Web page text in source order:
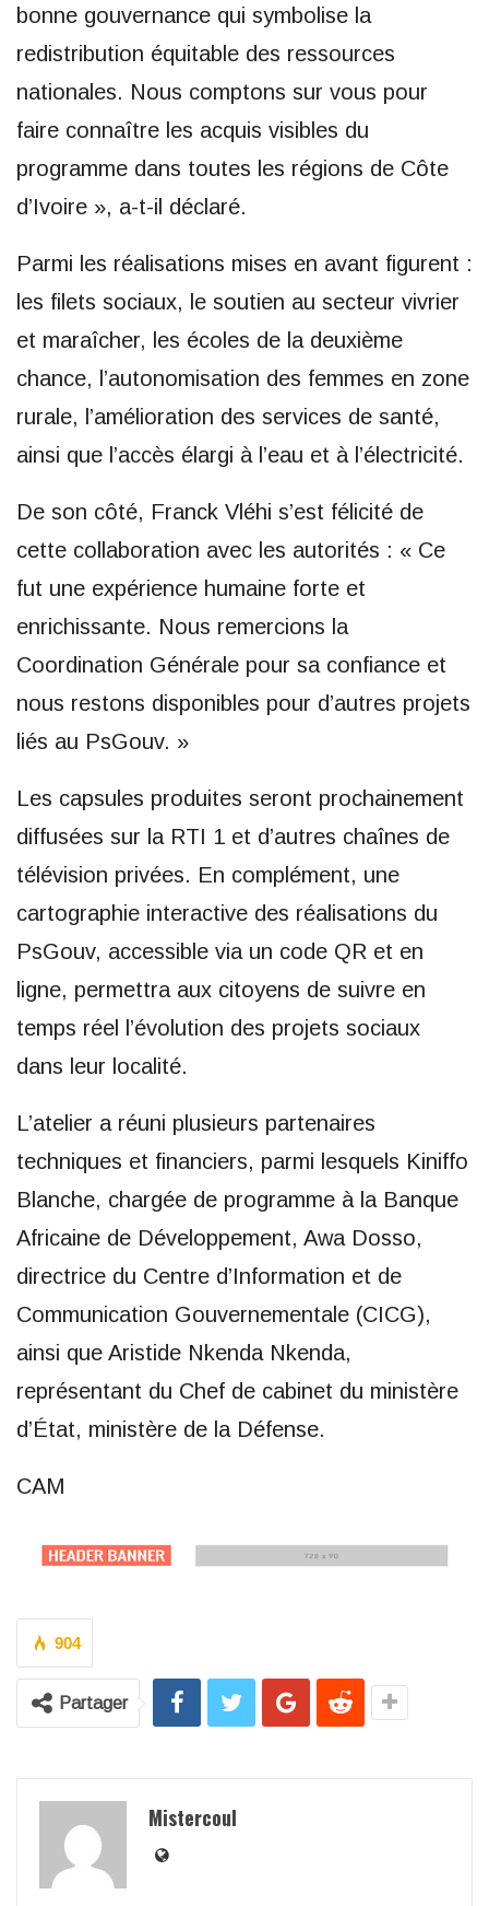
bonne gouvernance qui symbolise la
redistribution équitable des ressources
nationales. Nous comptons sur vous pour
faire connaître les acquis visibles du
programme dans toutes les régions de Côte
d’Ivoire », a-t-il déclaré.
Parmi les réalisations mises en avant figurent :
les filets sociaux, le soutien au secteur vivrier
et maraîcher, les écoles de la deuxième
chance, l’autonomisation des femmes en zone
rurale, l’amélioration des services de santé,
ainsi que l’accès élargi à l’eau et à l’électricité.
De son côté, Franck Vléhi s’est félicité de
cette collaboration avec les autorités : « Ce
fut une expérience humaine forte et
enrichissante. Nous remercions la
Coordination Générale pour sa confiance et
nous restons disponibles pour d’autres projets
liés au PsGouv. »
Les capsules produites seront prochainement
diffusées sur la RTI 1 et d’autres chaînes de
télévision privées. En complément, une
cartographie interactive des réalisations du
PsGouv, accessible via un code QR et en
ligne, permettra aux citoyens de suivre en
temps réel l’évolution des projets sociaux
dans leur localité.
L’atelier a réuni plusieurs partenaires
techniques et financiers, parmi lesquels Kiniffo
Blanche, chargée de programme à la Banque
Africaine de Développement, Awa Dosso,
directrice du Centre d’Information et de
Communication Gouvernementale (CICG),
ainsi que Aristide Nkenda Nkenda,
représentant du Chef de cabinet du ministère
d’État, ministère de la Défense.
CAM
904
Partager
Mistercoul